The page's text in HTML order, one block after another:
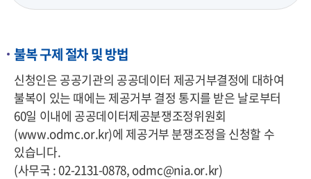
불복 구제 절차 및 방법
신청인은 공공기관의 공공데이터 제공거부결정에 대하여
불복이 있는 때에는 제공거부 결정 통지를 받은 날로부터
60일 이내에 공공데이터제공분쟁조정위원회
(www.odmc.or.kr)에 제공거부 분쟁조정을 신청할 수
있습니다.
(사무국 : 02-2131-0878, odmc@nia.or.kr)